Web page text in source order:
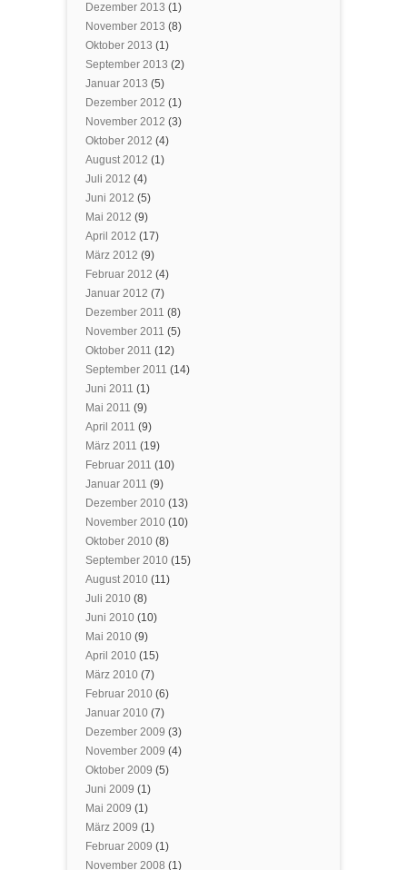
Dezember 2013 (1)
November 2013 (8)
Oktober 2013 (1)
September 2013 (2)
Januar 2013 (5)
Dezember 2012 (1)
November 2012 (3)
Oktober 2012 (4)
August 2012 (1)
Juli 2012 (4)
Juni 2012 (5)
Mai 2012 (9)
April 2012 (17)
März 2012 (9)
Februar 2012 (4)
Januar 2012 (7)
Dezember 2011 (8)
November 2011 (5)
Oktober 2011 (12)
September 2011 (14)
Juni 2011 (1)
Mai 2011 (9)
April 2011 (9)
März 2011 (19)
Februar 2011 (10)
Januar 2011 (9)
Dezember 2010 (13)
November 2010 (10)
Oktober 2010 (8)
September 2010 (15)
August 2010 (11)
Juli 2010 (8)
Juni 2010 (10)
Mai 2010 (9)
April 2010 (15)
März 2010 (7)
Februar 2010 (6)
Januar 2010 (7)
Dezember 2009 (3)
November 2009 (4)
Oktober 2009 (5)
Juni 2009 (1)
Mai 2009 (1)
März 2009 (1)
Februar 2009 (1)
November 2008 (1)